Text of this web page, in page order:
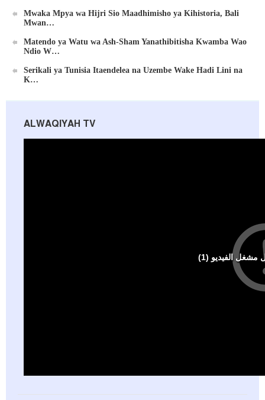
Mwaka Mpya wa Hijri Sio Maadhimisho ya Kihistoria, Bali
Mwan…
Matendo ya Watu wa Ash-Sham Yanathibitisha Kwamba Wao
Ndio W…
Serikali ya Tunisia Itaendelea na Uzembe Wake Hadi Lini na
K…
ALWAQIYAH TV